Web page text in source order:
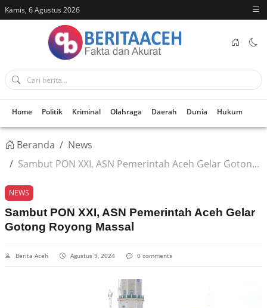
Kamis, 6 Agustus 2026
Home Politik Kriminal Olahraga Daerah Dunia Hukum
Beranda
News
Sambut PON XXI, ASN Pemerintah Aceh Gelar Gotong Royong Massal
NEWS
Sambut PON XXI, ASN Pemerintah Aceh Gelar
Gotong Royong Massal
Berita Aceh Agustus 9, 2024 0 comments